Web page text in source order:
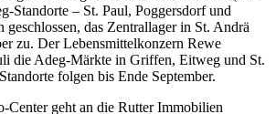
Standorte – St. Paul, Poggersdorf und
das Zentrallager in St. Andrä
zu. Der Lebensmittelkonzern Rewe
die Adeg-Märkte in Griffen, Eitweg und St.
folgen bis Ende September.
Center geht an die Rutter Immobilien